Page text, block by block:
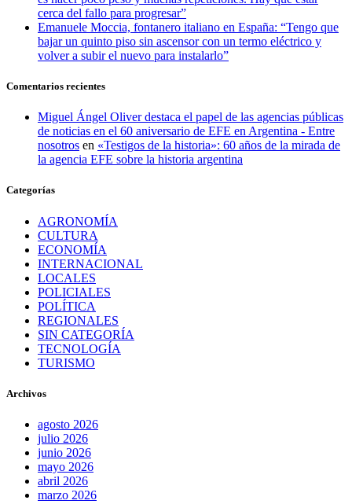
cerca del fallo para progresar”
Emanuele Moccia, fontanero italiano en España: “Tengo que
bajar un quinto piso sin ascensor con un termo eléctrico y
volver a subir el nuevo para instalarlo”
Comentarios recientes
Miguel Ángel Oliver destaca el papel de las agencias públicas
de noticias en el 60 aniversario de EFE en Argentina - Entre
nosotros en «Testigos de la historia»: 60 años de la mirada de
la agencia EFE sobre la historia argentina
Categorías
AGRONOMÍA
CULTURA
ECONOMÍA
INTERNACIONAL
LOCALES
POLICIALES
POLÍTICA
REGIONALES
SIN CATEGORÍA
TECNOLOGÍA
TURISMO
Archivos
agosto 2026
julio 2026
junio 2026
mayo 2026
abril 2026
marzo 2026